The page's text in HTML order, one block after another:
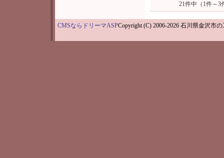
21件中（1件～
CMSならドリーマASPCopyright (C) 2006-2026 石川県金沢市